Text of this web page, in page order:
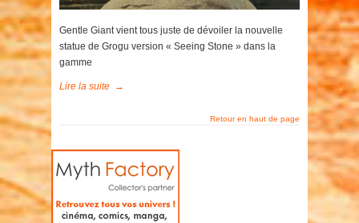
Gentle Giant vient tous juste de dévoiler la nouvelle
statue de Grogu version « Seeing Stone » dans la
gamme
Lire la suite →
Retour en haut de page